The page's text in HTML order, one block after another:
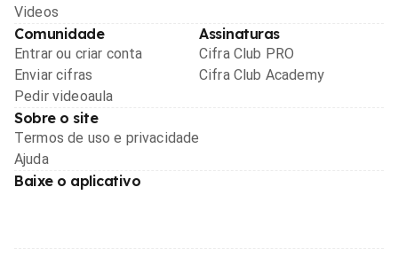
Videos
Comunidade
Entrar ou criar conta
Enviar cifras
Pedir videoaula
Assinaturas
Cifra Club PRO
Cifra Club Academy
Sobre o site
Termos de uso e privacidade
Ajuda
Baixe o aplicativo